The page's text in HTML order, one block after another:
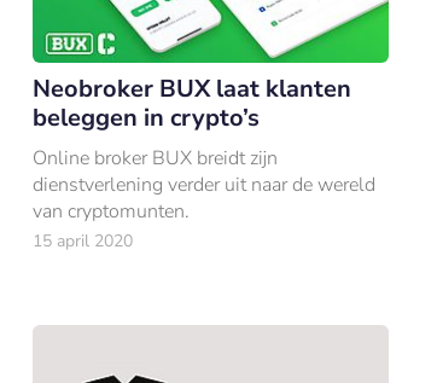
Neobroker BUX laat klanten
beleggen in crypto’s
Online broker BUX breidt zijn
dienstverlening verder uit naar de wereld
van cryptomunten.
15 april 2020